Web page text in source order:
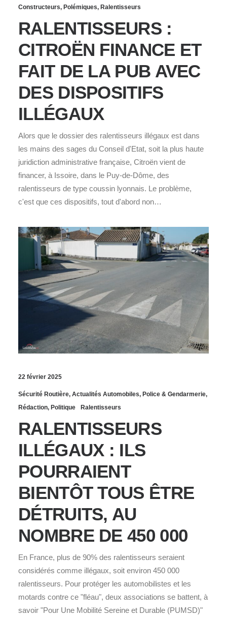
Constructeurs, Polémiques, Ralentisseurs
RALENTISSEURS :
CITROËN FINANCE ET
FAIT DE LA PUB AVEC
DES DISPOSITIFS
ILLÉGAUX
Alors que le dossier des ralentisseurs illégaux est dans
les mains des sages du Conseil d'Etat, soit la plus haute
juridiction administrative française, Citroën vient de
financer, à Issoire, dans le Puy-de-Dôme, des
ralentisseurs de type coussin lyonnais. Le problème,
c'est que ces dispositifs, tout d'abord non…
22 février 2025
Sécurité Routière, Actualités Automobiles, Police & Gendarmerie,
Rédaction, Politique Ralentisseurs
RALENTISSEURS
ILLÉGAUX : ILS
POURRAIENT
BIENTÔT TOUS ÊTRE
DÉTRUITS, AU
NOMBRE DE 450 000
En France, plus de 90% des ralentisseurs seraient
considérés comme illégaux, soit environ 450 000
ralentisseurs. Pour protéger les automobilistes et les
motards contre ce "fléau", deux associations se battent, à
savoir "Pour Une Mobilité Sereine et Durable (PUMSD)"